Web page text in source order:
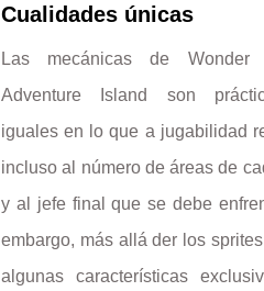
Cualidades únicas
Las mecánicas de
Adventure Island son
iguales en lo que a jugabilidad
incluso al número de áreas de
y al jefe final que se debe
embargo, más allá der los
algunas características